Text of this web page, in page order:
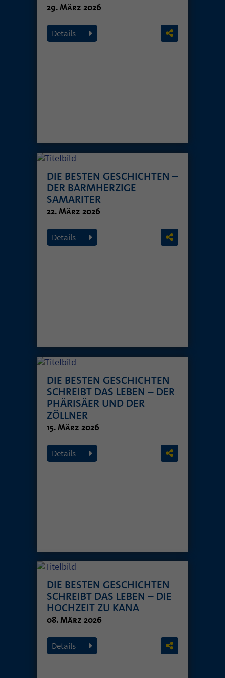
29. März 2026
Details
DIE BESTEN GESCHICHTEN –
DER BARMHERZIGE
SAMARITER
22. März 2026
Details
DIE BESTEN GESCHICHTEN
SCHREIBT DAS LEBEN – DER
PHÄRISÄER UND DER
ZÖLLNER
15. März 2026
Details
DIE BESTEN GESCHICHTEN
SCHREIBT DAS LEBEN – DIE
HOCHZEIT ZU KANA
08. März 2026
Details